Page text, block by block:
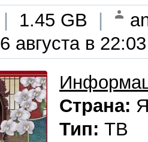
1.45 GB
6 августа в 22:03
Страна:
Тип: ТВ